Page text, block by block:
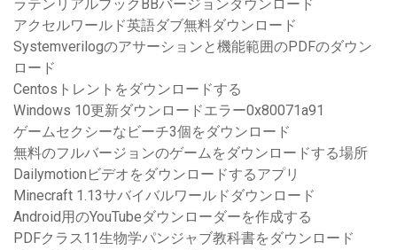
ラテンリアルブックBBバージョンダウンロード
アクセルワールド英語ダブ無料ダウンロード
Systemverilogのアサーションと機能範囲のPDFのダウン
ロード
Centosトレントをダウンロードする
Windows 10更新ダウンロードエラー0x80071a91
ゲームセクシーなビーチ3個をダウンロード
無料のフルバージョンのゲームをダウンロードする場所
Dailymotionビデオをダウンロードするアプリ
Minecraft 1.13サバイバルワールドダウンロード
Android用のYouTubeダウンローダーを作成する
PDFクラス11生物学パンジャブ教科書をダウンロード